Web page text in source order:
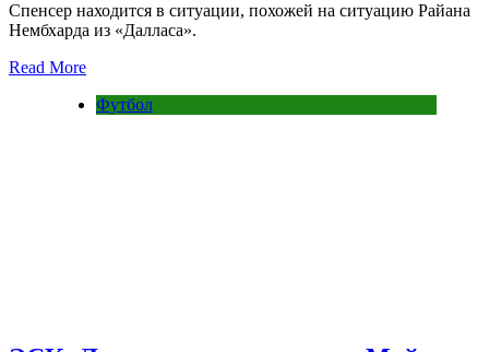
Спенсер находится в ситуации, похожей на ситуацию Райана
Нембхарда из «Далласа».
Read More
Футбол